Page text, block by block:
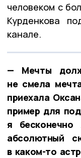
человеком с
Курденкова
канале.
— Мечты
не смела
приехала
пример для
я
абсолютный
в каком-то